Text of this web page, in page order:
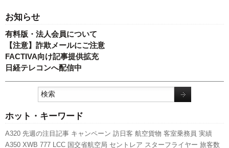
お知らせ
有料版・法人会員について
【注意】詐欺メールにご注意
FACTIVA向け記事提供拡充
日経テレコンへ配信中
ホット・キーワード
A320 先週の注目記事 キャンペーン 訪日客 航空貨物 客室乗務員 実績
A350 XWB 777 LCC 国交省航空局 セントレア スターフライヤー 旅客数